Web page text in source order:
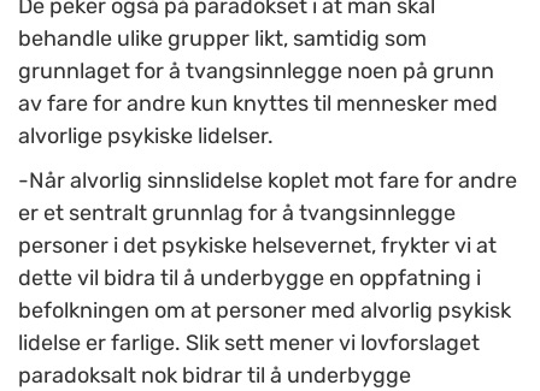
De peker også på paradokset i at man skal
behandle ulike grupper likt, samtidig som
grunnlaget for å tvangsinnlegge noen på grunn
av fare for andre kun knyttes til mennesker med
alvorlige psykiske lidelser.
-Når alvorlig sinnslidelse koplet mot fare for andre
er et sentralt grunnlag for å tvangsinnlegge
personer i det psykiske helsevernet, frykter vi at
dette vil bidra til å underbygge en oppfatning i
befolkningen om at personer med alvorlig psykisk
lidelse er farlige. Slik sett mener vi lovforslaget
paradoksalt nok bidrar til å underbygge